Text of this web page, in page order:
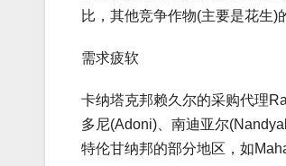
比，其他竞争作物(主要是花生)
需求疲软
卡纳塔克邦赖久尔的采购代理
多尼(Adoni)、南迪亚尔
特伦甘纳邦的部分地区，如